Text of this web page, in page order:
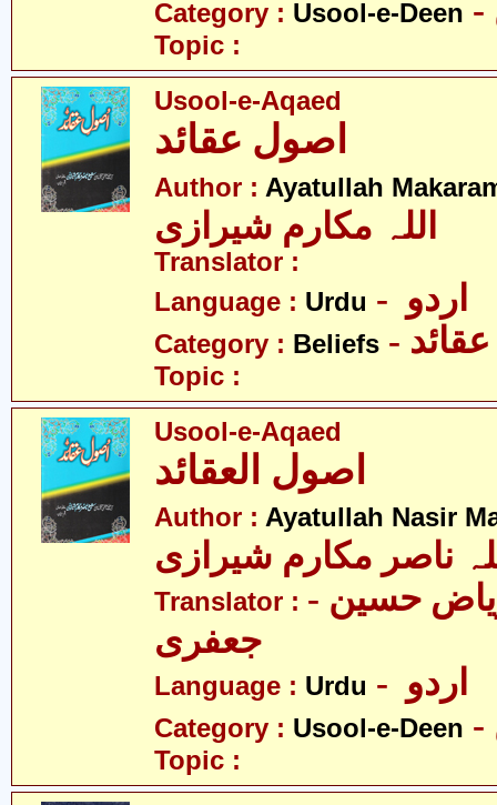
Category : Usool-e-Deen
Topic :
Usool-e-Aqaed
اصول عقائد
Author : Ayatullah
اللہ مکارم شیرازی
Translator :
Language : Urdu
Category : Beliefs - عقائد
Topic :
Usool-e-Aqaed
Author : Ayatullah Nasir
ناصر مکارم شیرازی
Translator : - مولانا ریاض حسین
Language : Urdu
Category : Usool-e-Deen
Topic :